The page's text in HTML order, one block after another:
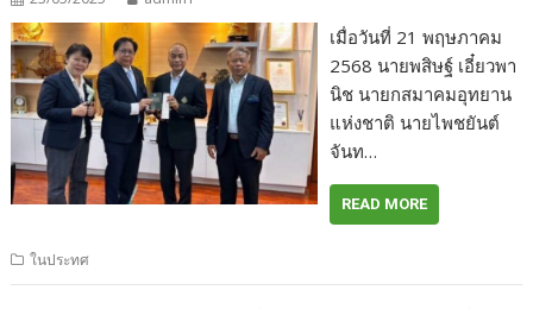
เมื่อวันที่ 21 พฤษภาคม
2568 นายพสิษฐ์ เอี๋ยวพา
นิช นายกสมาคมอุทยาน
แห่งชาติ นายไพชยันต์
จันท…
READ MORE
ในประทศ